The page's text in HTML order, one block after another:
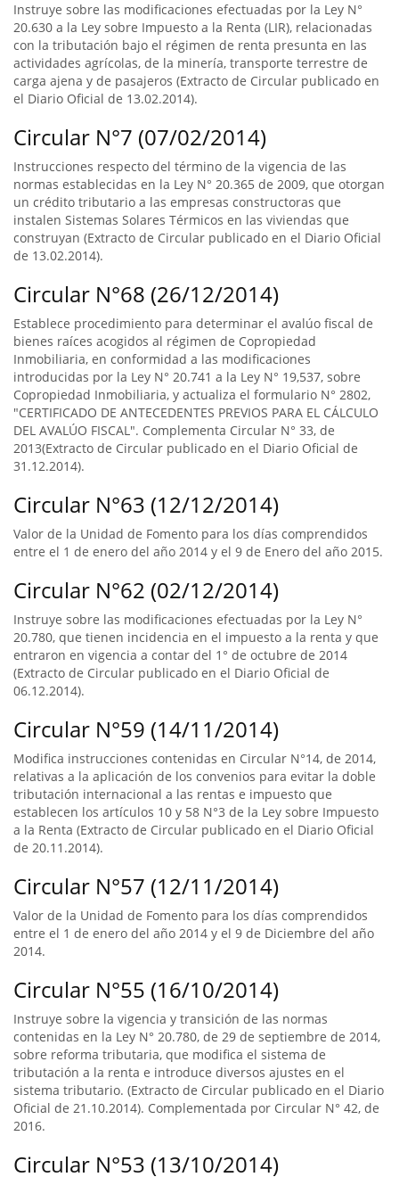
Instruye sobre las modificaciones efectuadas por la Ley N°
20.630 a la Ley sobre Impuesto a la Renta (LIR), relacionadas
con la tributación bajo el régimen de renta presunta en las
actividades agrícolas, de la minería, transporte terrestre de
carga ajena y de pasajeros (Extracto de Circular publicado en
el Diario Oficial de 13.02.2014).
Circular N°7 (07/02/2014)
Instrucciones respecto del término de la vigencia de las
normas establecidas en la Ley N° 20.365 de 2009, que otorgan
un crédito tributario a las empresas constructoras que
instalen Sistemas Solares Térmicos en las viviendas que
construyan (Extracto de Circular publicado en el Diario Oficial
de 13.02.2014).
Circular N°68 (26/12/2014)
Establece procedimiento para determinar el avalúo fiscal de
bienes raíces acogidos al régimen de Copropiedad
Inmobiliaria, en conformidad a las modificaciones
introducidas por la Ley N° 20.741 a la Ley N° 19,537, sobre
Copropiedad Inmobiliaria, y actualiza el formulario N° 2802,
"CERTIFICADO DE ANTECEDENTES PREVIOS PARA EL CÁLCULO
DEL AVALÚO FISCAL". Complementa Circular N° 33, de
2013(Extracto de Circular publicado en el Diario Oficial de
31.12.2014).
Circular N°63 (12/12/2014)
Valor de la Unidad de Fomento para los días comprendidos
entre el 1 de enero del año 2014 y el 9 de Enero del año 2015.
Circular N°62 (02/12/2014)
Instruye sobre las modificaciones efectuadas por la Ley N°
20.780, que tienen incidencia en el impuesto a la renta y que
entraron en vigencia a contar del 1° de octubre de 2014
(Extracto de Circular publicado en el Diario Oficial de
06.12.2014).
Circular N°59 (14/11/2014)
Modifica instrucciones contenidas en Circular N°14, de 2014,
relativas a la aplicación de los convenios para evitar la doble
tributación internacional a las rentas e impuesto que
establecen los artículos 10 y 58 N°3 de la Ley sobre Impuesto
a la Renta (Extracto de Circular publicado en el Diario Oficial
de 20.11.2014).
Circular N°57 (12/11/2014)
Valor de la Unidad de Fomento para los días comprendidos
entre el 1 de enero del año 2014 y el 9 de Diciembre del año
2014.
Circular N°55 (16/10/2014)
Instruye sobre la vigencia y transición de las normas
contenidas en la Ley N° 20.780, de 29 de septiembre de 2014,
sobre reforma tributaria, que modifica el sistema de
tributación a la renta e introduce diversos ajustes en el
sistema tributario. (Extracto de Circular publicado en el Diario
Oficial de 21.10.2014). Complementada por Circular N° 42, de
2016.
Circular N°53 (13/10/2014)